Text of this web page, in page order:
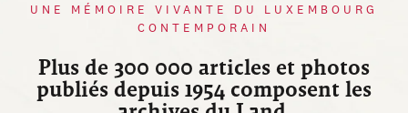
UNE MÉMOIRE VIVANTE DU LUXEMBOURG
CONTEMPORAIN
Plus de 300 000 articles et photos
publiés depuis 1954 composent les